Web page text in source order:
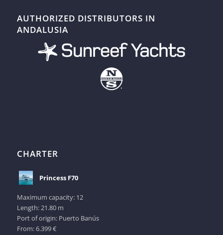
AUTHORIZED DISTRIBUTORS IN
ANDALUSIA
CHARTER
Princess F70
Maximum capacity: 12
Length: 21.80 m
Port of origin: Puerto Banús
From: 6.399 €